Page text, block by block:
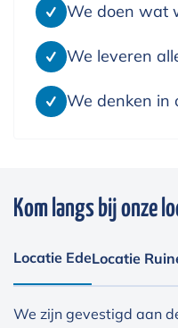
We doen wat
We leveren
We denken in
Kom langs bij onze
Locatie EdeLocatie
We zijn gevestigd aan